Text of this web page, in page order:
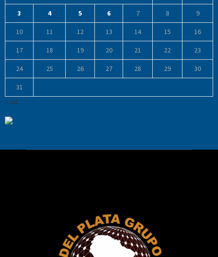
3 4 5 6 7 8 9
10 11 12 13 14 15 16
17 18 19 20 21 22 23
24 25 26 27 28 29 30
31
« Jul